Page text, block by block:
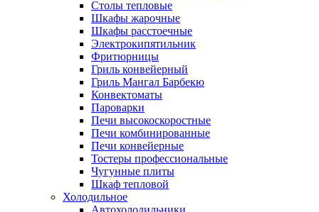
Столы тепловые
Шкафы жарочные
Шкафы расстоечные
Электрокипятильник
Фритюрницы
Гриль конвейерный
Гриль Мангал Барбекю
Конвектоматы
Пароварки
Печи высокоскоростные
Печи комбинированные
Печи конвейерные
Тостеры профессиональные
Чугунные плиты
Шкаф тепловой
Холодильное
Автохолодильники